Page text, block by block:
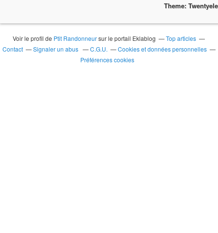
Theme:
Voir le profil de Ptit Randonneursur le portail Eklablog
Top articles
Contact
Signaler un abus C.G.U.
Cookies et données personnelles
Préférences cookies